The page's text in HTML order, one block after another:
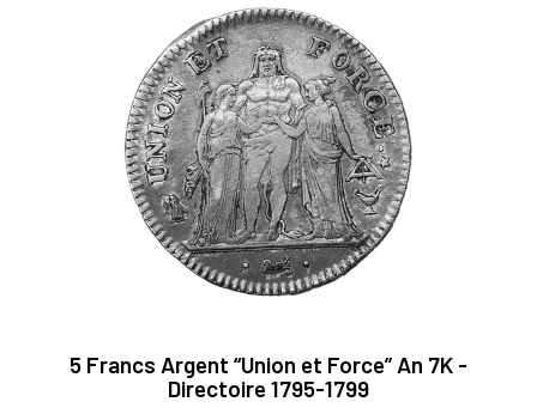
5 Francs Argent “Union et Force” An 7K -
Directoire 1795-1799